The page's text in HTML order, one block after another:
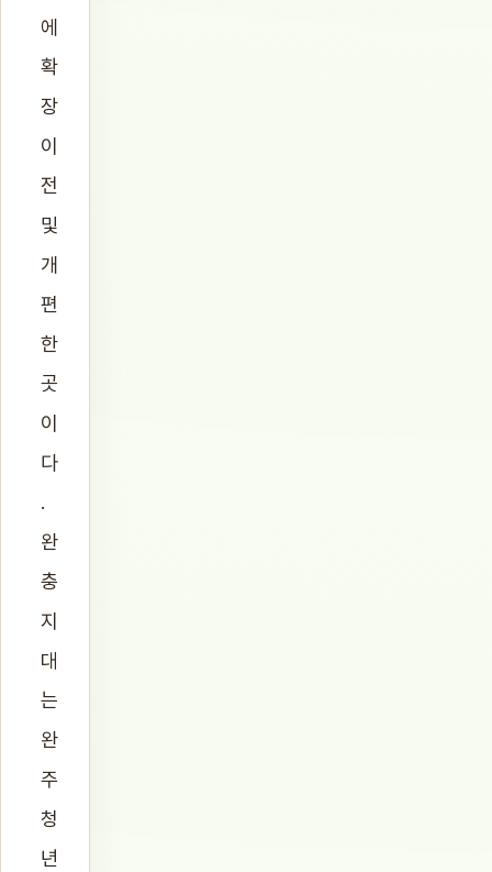
에
확
장
이
전
및
개
편
한
곳
이
다
.
완
충
지
대
는
완
주
청
년